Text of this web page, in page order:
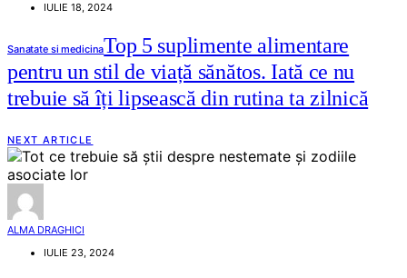
IULIE 18, 2024
Sanatate si medicinaTop 5 suplimente alimentare
pentru un stil de viață sănătos. Iată ce nu
trebuie să îți lipsească din rutina ta zilnică
NEXT ARTICLE
ALMA DRAGHICI
IULIE 23, 2024